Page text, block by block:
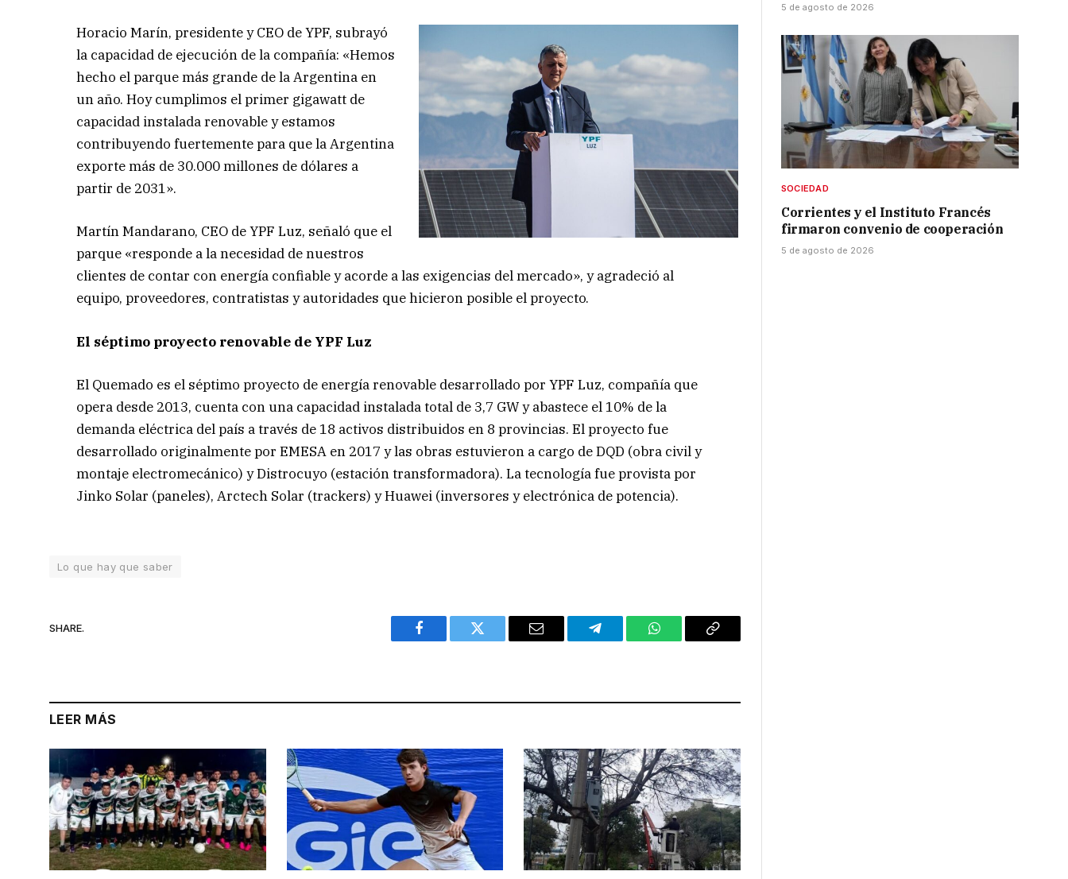
Horacio Marín, presidente y CEO de YPF, subrayó
la capacidad de ejecución de la compañía: «Hemos
hecho el parque más grande de la Argentina en
un año. Hoy cumplimos el primer gigawatt de
capacidad instalada renovable y estamos
contribuyendo fuertemente para que la Argentina
exporte más de 30.000 millones de dólares a
partir de 2031».
Martín Mandarano, CEO de YPF Luz, señaló que el
parque «responde a la necesidad de nuestros
clientes de contar con energía confiable y acorde a las exigencias del mercado», y agradeció al
equipo, proveedores, contratistas y autoridades que hicieron posible el proyecto.
El séptimo proyecto renovable de YPF Luz
El Quemado es el séptimo proyecto de energía renovable desarrollado por YPF Luz, compañía que
opera desde 2013, cuenta con una capacidad instalada total de 3,7 GW y abastece el 10% de la
demanda eléctrica del país a través de 18 activos distribuidos en 8 provincias. El proyecto fue
desarrollado originalmente por EMESA en 2017 y las obras estuvieron a cargo de DQD (obra civil y
montaje electromecánico) y Distrocuyo (estación transformadora). La tecnología fue provista por
Jinko Solar (paneles), Arctech Solar (trackers) y Huawei (inversores y electrónica de potencia).
Lo que hay que saber
SHARE.
Facebook Twitter Email Telegram WhatsAppCopy
LEER MÁS
5 de agosto de 2026
SOCIEDAD
Corrientes y el Instituto Francés
firmaron convenio de cooperación
5 de agosto de 2026